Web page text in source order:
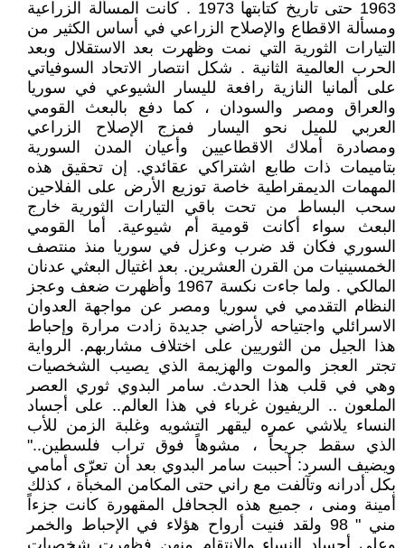
1963 حتى تاريخ كتابتها 1973 . كانت المسألة الزراعية
ومسألة الاقطاع والإصلاح الزراعي في أساس الكثير من
التيارات الثورية التي نمت وظهرت بعد الاستقلال وبعد
الحرب العالمية الثانية . شكل انتصار الاتحاد السوفياتي
على ألمانيا النازية رافعة لليسار الشيوعي في سوريا
والعراق ومصر والسودان ، كما دفع بالبعث القومي
العربي للميل نحو اليسار فمزج الإصلاح الزراعي
ومصادرة أملاك الاقطاعيين وأعيان المدن السورية
بتاميمات ذات طابع اشتراكي عقائدي. إن تحقيق هذه
المهمات الديمقراطية خاصة توزيع الأرض على الفلاحين
سحب البساط من تحت باقي التيارات الثورية خارج
البعث سواء أكانت قومية أم شيوعية. أما القومي
السوري فكان قد ضرب وعزل في سوريا منذ منتصف
الخمسينيات من القرن العشرين. بعد اغتيال البعثي عدنان
المالكي . ولما جاءت نكسة 1967 وأظهرت ضعف وعجز
النظام التقدمي في سوريا ومصر عن مواجهة العدوان
الاسرائلي واجتياحه لأراضي جديدة زادت مرارة وإحباط
هذا الجيل من الثوريين على اختلاف مشاربهم. الرواية
تجتر العجز والموت والهزيمة الذي يصيب الشخصيات
وهي في قلب هذا الحدث. سامر البدوي ثوري العصر
الملعون .. الريفيون غرباء في هذا العالم.. على أجساد
النساء يلاشي عمره ليقهر التشويه وغلبة الزمن للأب
الذي سقط جريحاً ، مشوهاً فوق تراب فلسطين.."
ويضيف السرد: أحببت سامر البدوي بعد أن تعرّى أمامي
بكل أدرانه وتآلفت مع راني حتى المكامن المخبأة ، كذلك
أمينة ومنى ، جميع هذه الجحافل المقهورة كانت جزءاً
مني " 98 ولقد فنيت أرواح هؤلاء في الإحباط والخمر